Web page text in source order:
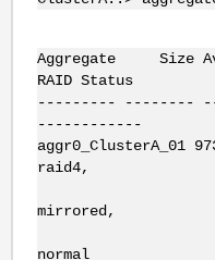
Aggregate Size
RAID Status
--------- --------
------------
raid4,
mirrored,
normal